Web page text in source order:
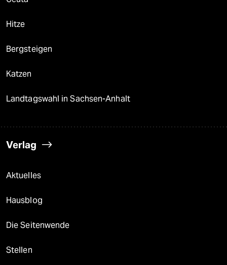
Hitze
Bergsteigen
Katzen
Landtagswahl in Sachsen-Anhalt
Verlag
Aktuelles
Hausblog
Die Seitenwende
Stellen